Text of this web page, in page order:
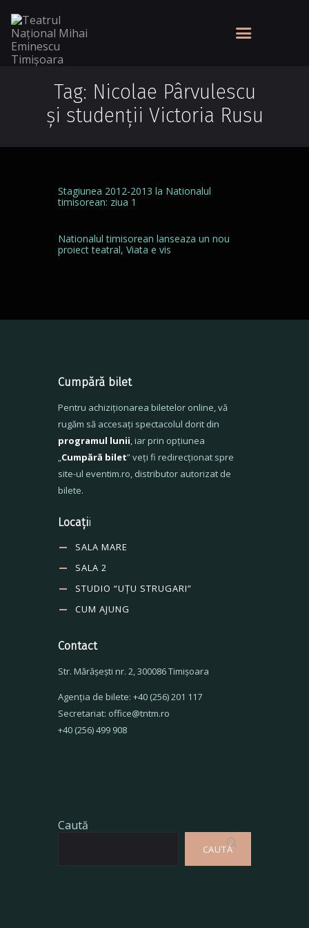
Tag: Nicolae Pârvulescu
şi studenţii Victoria Rusu
Stagiunea 2012-2013 la Nationalul
timisorean: ziua 1
Nationalul timisorean lanseaza un nou
proiect teatral, Viata e vis
Cumpără bilet
Pentru achiziționarea biletelor online, vă
rugăm să accesați spectacolul dorit din
programul lunii, iar prin opțiunea
„Cumpără bilet” veți fi redirecționat spre
site-ul eventim.ro, distributor autorizat de
bilete.
Locații
SALA MARE
SALA 2
STUDIO “UȚU STRUGARI”
CUM AJUNG
Contact
Str. Mărăşeşti nr. 2, 300086 Timişoara
Agenţia de bilete: +40 (256) 201 117
Secretariat: office@tntm.ro
+40 (256) 499 908
Caută
CAUTĂ